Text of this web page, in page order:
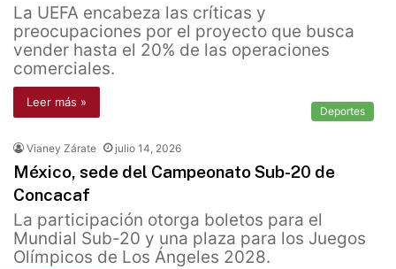
La UEFA encabeza las críticas y
preocupaciones por el proyecto que busca
vender hasta el 20% de las operaciones
comerciales.
Leer más »
Deportes
Vianey Zárate julio 14, 2026
México, sede del Campeonato Sub-20 de
Concacaf
La participación otorga boletos para el
Mundial Sub-20 y una plaza para los Juegos
Olímpicos de Los Ángeles 2028.